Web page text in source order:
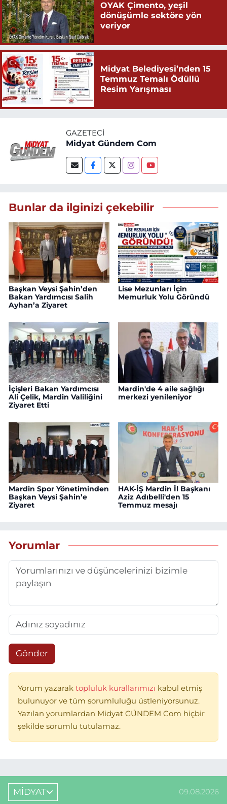
OYAK Çimento, yeşil
dönüşümle sektöre yön
veriyor
Midyat Belediyesi’nden 15
Temmuz Temalı Ödüllü
Resim Yarışması
GAZETECI
Midyat Gündem Com
Bunlar da ilginizi çekebilir
Başkan Veysi Şahin’den
Bakan Yardımcısı Salih
Ayhan’a Ziyaret
Lise Mezunları İçin
Memurluk Yolu Göründü
İçişleri Bakan Yardımcısı
Ali Çelik, Mardin Valiliğini
Ziyaret Etti
Mardin'de 4 aile sağlığı
merkezi yenileniyor
Mardin Spor Yönetiminden
Başkan Veysi Şahin’e
Ziyaret
HAK-İŞ Mardin İl Başkanı
Aziz Adıbelli'den 15
Temmuz mesajı
Yorumlar
Gönder
Yorum yazarak topluluk kurallarımızı kabul etmiş
bulunuyor ve tüm sorumluluğu üstleniyorsunuz.
Yazılan yorumlardan Midyat GÜNDEM Com hiçbir
şekilde sorumlu tutulamaz.
MİDYAT 09.08.2026